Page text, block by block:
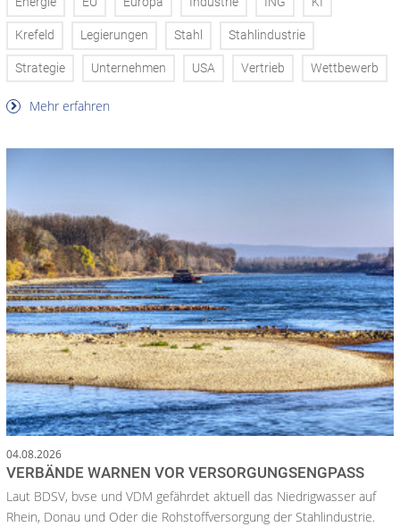
Krefeld Legierungen Stahl Stahlindustrie
Strategie Unternehmen USA Vertrieb Wettbewerb
Mehr erfahren
04.08.2026
VERBÄNDE WARNEN VOR VERSORGUNGSENGPASS
Laut BDSV, bvse und VDM gefährdet aktuell das Niedrigwasser auf
Rhein, Donau und Oder die Rohstoffversorgung der Stahlindustrie.